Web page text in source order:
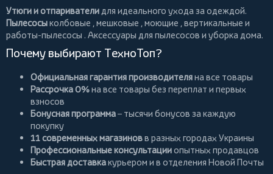
Утюги и отпаривателидля идеального ухода за одеждой.
Пылесосыколбовые ,мешковые ,моющие ,вертикальные и
работы-пылесосы . Аксессуары для пылесосов и уборка дома.
Почему выбирают ТехноТоп?
Официальная гарантия производителяна все товары
Рассрочка 0%на все товары без переплат и первых
взносов
Бонусная программа– тысячи бонусов за каждую
покупку
11 современных магазиновв разных городах Украины
Профессиональные консультацииопытных продавцов
Быстрая доставкакурьером и в отделения Новой Почты